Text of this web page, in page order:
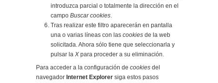
introduzca parcial o totalmente la dirección en el
campo Buscar cookies.
Tras realizar este filtro aparecerán en pantalla
una o varias líneas con las cookies de la web
solicitada. Ahora sólo tiene que seleccionarla y
pulsar la X para proceder a su eliminación.
Para acceder a la configuración de cookies del
navegador Internet Explorer siga estos pasos